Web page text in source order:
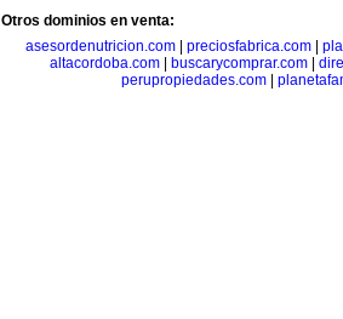
Otros dominios en venta:
asesordenutricion.com
preciosfabrica.com
altacordoba.com
buscarycomprar.com
perupropiedades.com